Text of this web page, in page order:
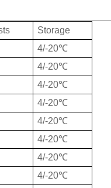
Storage
4/-20℃
4/-20℃
4/-20℃
4/-20℃
4/-20℃
4/-20℃
4/-20℃
4/-20℃